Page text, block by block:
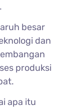
besar
dan
produksi
apa itu